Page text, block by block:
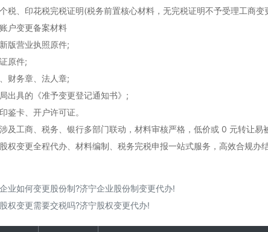
、印花税完税证明(税务前置核心材料，无完税证明不予受理工商变
变更备案材料
营业执照原件;
原件;
务章、法人章;
具的《准予变更登记通知书》;
卡、开户许可证。
工商、税务、银行多部门联动，材料审核严格，低价或 0 元转让易
权变更全程代办、材料编制、税务完税申报一站式服务，高效合规办
业如何变更股份制?济宁企业股份制变更代办!
权变更需要交税吗?济宁股权变更代办!